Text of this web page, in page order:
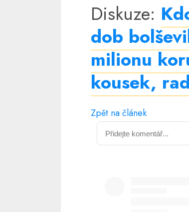
Diskuze:
dob
milionu
kousek,
Zpět na článek